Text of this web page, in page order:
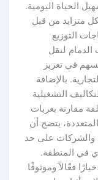
الحياة اليومية.
متزايد من قبل
التوزيع
لنقل
في تعزيز
بالإضافة
التشغيلية
مقارنة بعربات
يتضح أن
والشركات على حد
في المنطقة.
فعّالاً وموثوقًا